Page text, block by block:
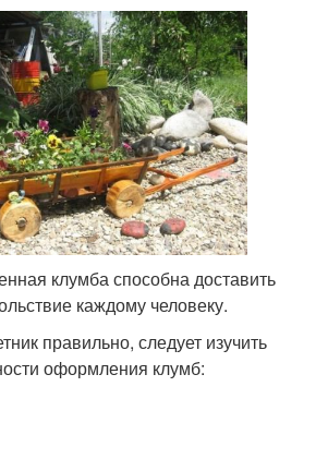
клумба способна доставить
каждому человеку.
правильно, следует изучить
оформления клумб: